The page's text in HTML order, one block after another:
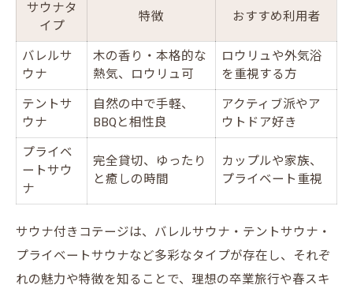
サウナタ
イプ
特徴 おすすめ利用者
バレルサ
ウナ
木の香り・本格的な
熱気、ロウリュ可
ロウリュや外気浴
を重視する方
テントサ
ウナ
自然の中で手軽、
BBQと相性良
アクティブ派やア
ウトドア好き
プライベ
ートサウ
ナ
完全貸切、ゆったり
と癒しの時間
カップルや家族、
プライベート重視
サウナ付きコテージは、バレルサウナ・テントサウナ・
プライベートサウナなど多彩なタイプが存在し、それぞ
れの魅力や特徴を知ることで、理想の卒業旅行や春スキ